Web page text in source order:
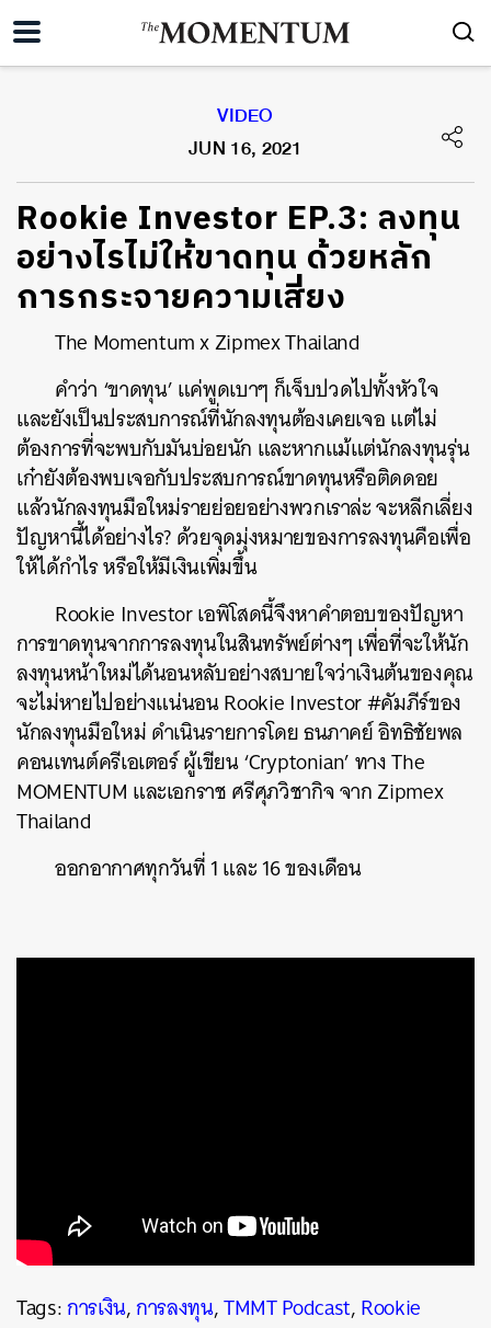
VIDEO
JUN 16, 2021
Rookie Investor EP.3: ลงทุน
อย่างไรไม่ให้ขาดทุน ด้วยหลัก
การกระจายความเสี่ยง
The Momentum x Zipmex Thailand
คำว่า ‘ขาดทุน’ แค่พูดเบาๆ ก็เจ็บปวดไปทั้งหัวใจ
และยังเป็นประสบการณ์ที่นักลงทุนต้องเคยเจอ แต่ไม่
ต้องการที่จะพบกับมันบ่อยนัก และหากแม้แต่นักลงทุนรุ่น
เก๋ายังต้องพบเจอกับประสบการณ์ขาดทุนหรือติดดอย
แล้วนักลงทุนมือใหม่รายย่อยอย่างพวกเราล่ะ จะหลีกเลี่ยง
ปัญหานี้ได้อย่างไร? ด้วยจุดมุ่งหมายของการลงทุนคือเพื่อ
ให้ได้กำไร หรือให้มีเงินเพิ่มขึ้น
Rookie Investor เอพิโสดนี้จึงหาคำตอบของปัญหา
การขาดทุนจากการลงทุนในสินทรัพย์ต่างๆ เพื่อที่จะให้นัก
ลงทุนหน้าใหม่ได้นอนหลับอย่างสบายใจว่าเงินต้นของคุณ
จะไม่หายไปอย่างแน่นอน Rookie Investor #คัมภีร์ของ
นักลงทุนมือใหม่ ดำเนินรายการโดย ธนภาคย์ อิทธิชัยพล
คอนเทนต์ครีเอเตอร์ ผู้เขียน ‘Cryptonian’ ทาง The
MOMENTUM และเอกราช ศรีศุภวิชากิจ จาก Zipmex
Thailand
ออกอากาศทุกวันที่ 1 และ 16 ของเดือน
Tags:การเงิน,การลงทุน,TMMT Podcast,Rookie